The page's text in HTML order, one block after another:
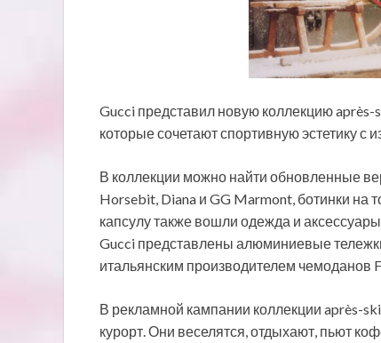
Gucci представил новую коллекцию
которые сочетают спортивную эстетику с
В коллекции можно найти обновленные
Horsebit, Diana и GG Marmont, ботинки на
капсулу также вошли одежда и
Gucci представлены алюминиевые
итальянским производителем чемоданов
В рекламной кампании коллекции après-
курорт. Они веселятся, отдыхают, пьют